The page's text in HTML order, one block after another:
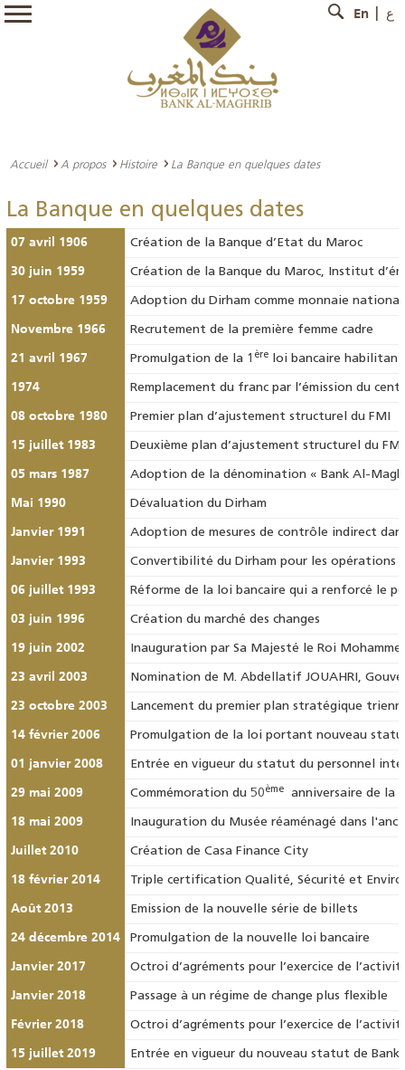
En ع
Accueil A propos Histoire La Banque en quelques dates
La Banque en quelques dates
07 avril 1906 Création de la Banque d’Etat du Maroc
30 juin 1959 Création de la Banque du Maroc, Institut
17 octobre 1959 Adoption du Dirham comme monnaie
Novembre 1966 Recrutement de la première femme cadre
21 avril 1967 Promulgation de la 1 ère loi bancaire habilitant
1974 Remplacement du franc par l’émission du
08 octobre 1980 Premier plan d’ajustement structurel du FMI
15 juillet 1983 Deuxième plan d’ajustement structurel du FMI
05 mars 1987 Adoption de la dénomination « Bank Al-
Mai 1990 Dévaluation du Dirham
Janvier 1991 Adoption de mesures de contrôle indirect
Janvier 1993 Convertibilité du Dirham pour les opérations
06 juillet 1993 Réforme de la loi bancaire qui a renforcé le
03 juin 1996 Création du marché des changes
19 juin 2002 Inauguration par Sa Majesté le Roi
23 avril 2003 Nomination de M. Abdellatif JOUAHRI,
23 octobre 2003 Lancement du premier plan stratégique
14 février 2006 Promulgation de la loi portant nouveau
01 janvier 2008 Entrée en vigueur du statut du personnel
29 mai 2009 Commémoration du 50ème anniversaire de la
18 mai 2009 Inauguration du Musée réaménagé dans
Juillet 2010 Création de Casa Finance City
18 février 2014 Triple certification Qualité, Sécurité et
Août 2013 Emission de la nouvelle série de billets
24 décembre 2014 Promulgation de la nouvelle loi bancaire
Janvier 2017 Octroi d’agréments pour l’exercice de
Janvier 2018 Passage à un régime de change plus flexible
Février 2018 Octroi d’agréments pour l’exercice de
15 juillet 2019 Entrée en vigueur du nouveau statut de